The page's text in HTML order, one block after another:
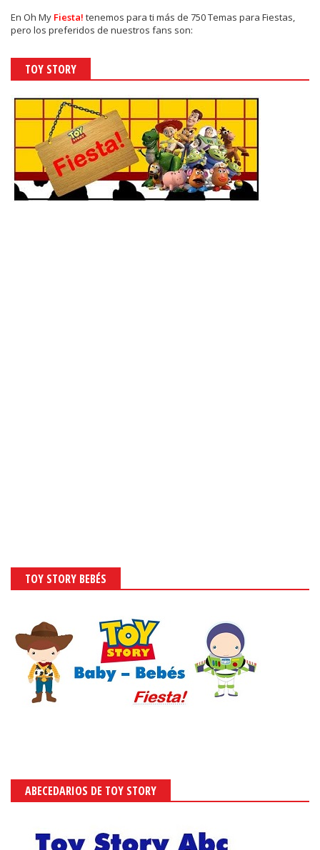
En Oh My Fiesta! tenemos para ti más de 750 Temas para Fiestas,
pero los preferidos de nuestros fans son:
TOY STORY
TOY STORY BEBÉS
ABECEDARIOS DE TOY STORY